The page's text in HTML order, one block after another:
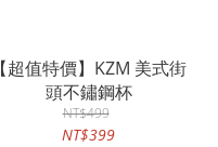
【超值特價】KZM 美式街
頭不鏽鋼杯
NT$499
NT$399